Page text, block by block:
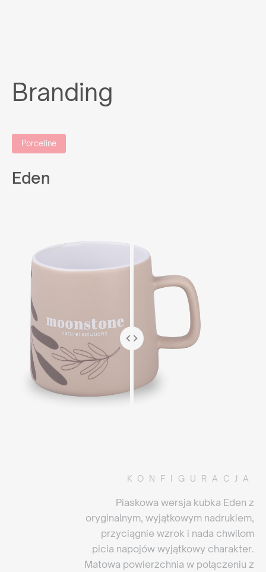
Branding
Porceline
Eden
KONFIGURACJA
Piaskowa wersja kubka Eden z
oryginalnym, wyjątkowym nadrukiem,
przyciągnie wzrok i nada chwilom
picia napojów wyjątkowy charakter.
Matowa powierzchnia w połączeniu z